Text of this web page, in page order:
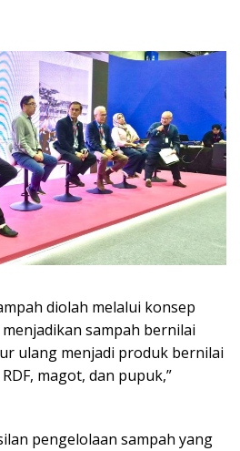
diolah melalui konsep
sampah bernilai
ulang menjadi produk bernilai
magot, dan pupuk,”
pengelolaan sampah yang